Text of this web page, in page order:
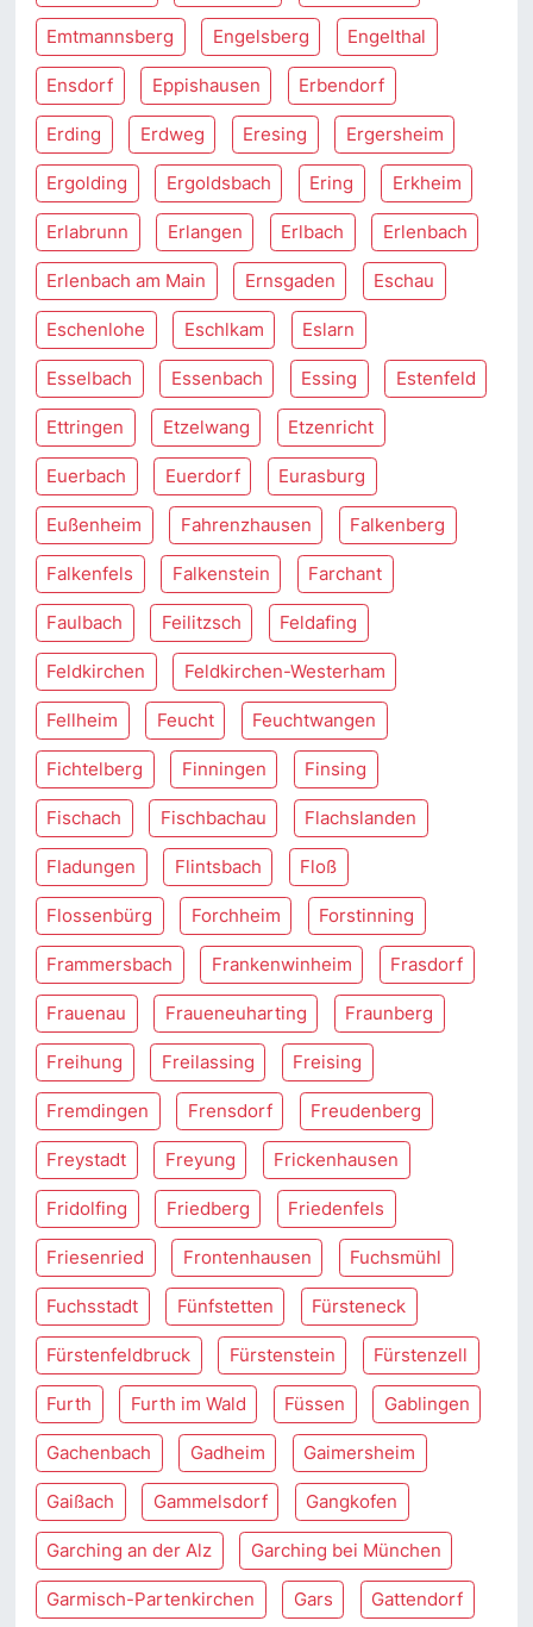
Emtmannsberg Engelsberg Engelthal
Ensdorf Eppishausen Erbendorf
Erding Erdweg Eresing Ergersheim
Ergolding Ergoldsbach Ering Erkheim
Erlabrunn Erlangen Erlbach Erlenbach
Erlenbach am Main Ernsgaden Eschau
Eschenlohe Eschlkam Eslarn
Esselbach Essenbach Essing Estenfeld
Ettringen Etzelwang Etzenricht
Euerbach Euerdorf Eurasburg
Eußenheim Fahrenzhausen Falkenberg
Falkenfels Falkenstein Farchant
Faulbach Feilitzsch Feldafing
Feldkirchen Feldkirchen-Westerham
Fellheim Feucht Feuchtwangen
Fichtelberg Finningen Finsing
Fischach Fischbachau Flachslanden
Fladungen Flintsbach Floß
Flossenbürg Forchheim Forstinning
Frammersbach Frankenwinheim Frasdorf
Frauenau Fraueneuharting Fraunberg
Freihung Freilassing Freising
Fremdingen Frensdorf Freudenberg
Freystadt Freyung Frickenhausen
Fridolfing Friedberg Friedenfels
Friesenried Frontenhausen Fuchsmühl
Fuchsstadt Fünfstetten Fürsteneck
Fürstenfeldbruck Fürstenstein Fürstenzell
Furth Furth im Wald Füssen Gablingen
Gachenbach Gadheim Gaimersheim
Gaißach Gammelsdorf Gangkofen
Garching an der Alz Garching bei München
Garmisch-Partenkirchen Gars Gattendorf